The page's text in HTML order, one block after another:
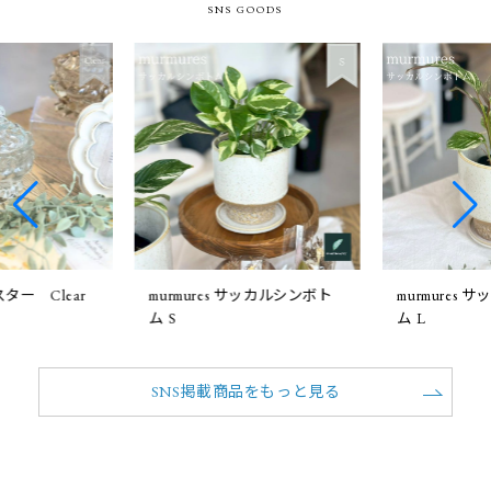
SNS GOODS
ター Clear
murmures サッカルシンボト
ム S
murmures サ
ム L
SNS掲載商品をもっと見る